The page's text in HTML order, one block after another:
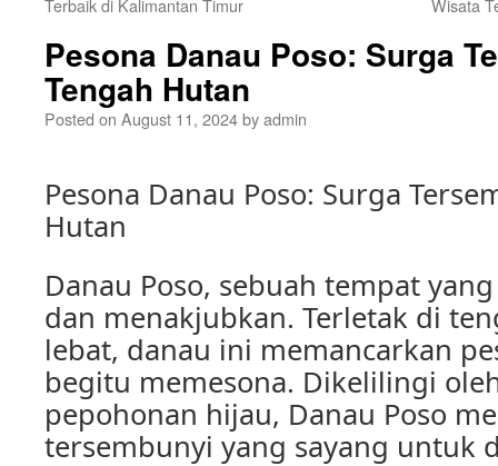
Terbaik di Kalimantan Timur
Wisata
Pesona Danau Poso: Surga
Tengah Hutan
Posted on August 11, 2024byadmin
Pesona Danau Poso: Surga
Hutan
Danau Poso, sebuah tempat
dan menakjubkan. Terletak di
lebat, danau ini memancarkan
begitu memesona. Dikelilingi
pepohonan hijau, Danau Poso
tersembunyi yang sayang untuk